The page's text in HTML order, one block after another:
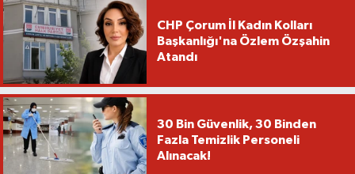
CHP Çorum İl Kadın Kolları
Başkanlığı'na Özlem Özşahin
Atandı
30 Bin Güvenlik, 30 Binden
Fazla Temizlik Personeli
Alınacak!